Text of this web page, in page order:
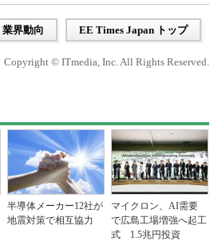
業界動向 EE Times Japan トップ
Copyright © ITmedia, Inc. All Rights Reserved.
半導体メーカー12社が
地震対策で相互協力
マイクロン、AI需要
で広島工場増強へ起工
式 1.5兆円投資